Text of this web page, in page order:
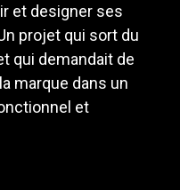
et designer ses
projet qui sort du
qui demandait de
marque dans un
et